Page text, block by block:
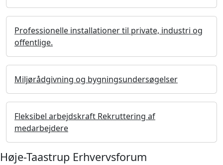
Professionelle installationer til private, industri og
offentlige.
Miljørådgivning og bygningsundersøgelser
Fleksibel arbejdskraft Rekruttering af
medarbejdere
Høje-Taastrup Erhvervsforum